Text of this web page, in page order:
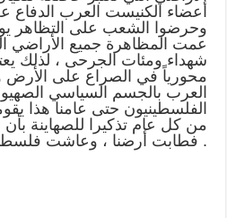
أعضاء الكنيست العرب الدفاع
شهداء ومئات الجرحى ، لذلك
محورياً في الصراع على الأرض
العرب بالجسم السياسي
الفلسطينيون حتى عامنا هذا
من كل عام تذكيرا للصهاينة
. فطابت أرضنا ، وعاشت